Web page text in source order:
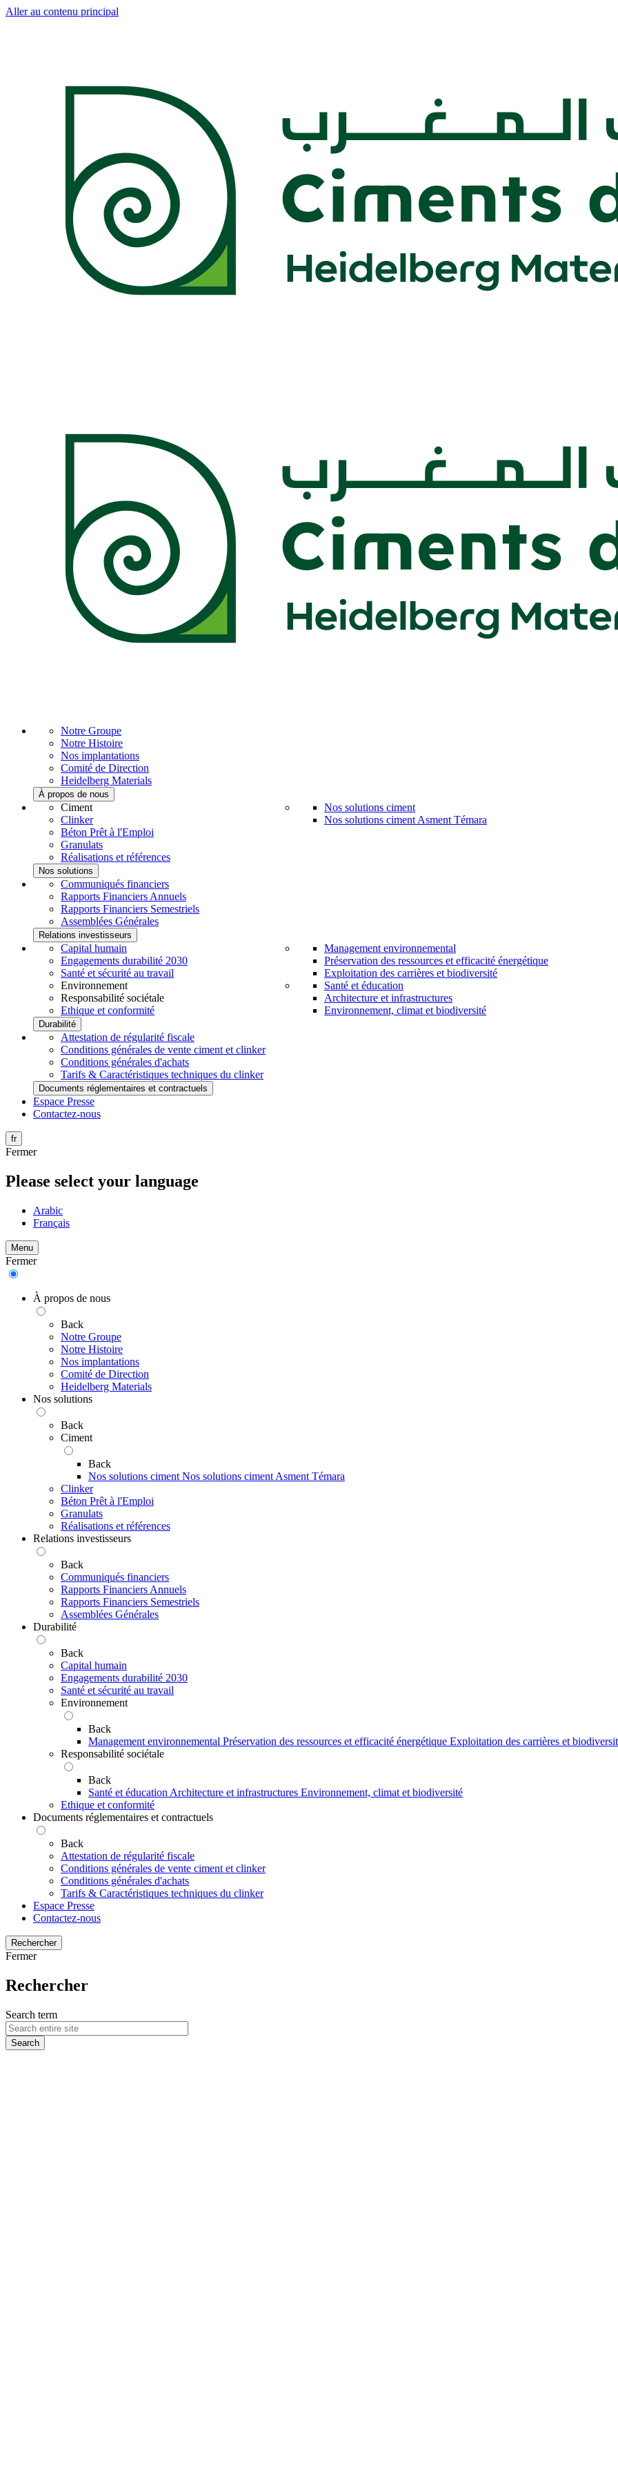
Aller au contenu principal
Notre Groupe
Notre Histoire
Nos implantations
Comité de Direction
Heidelberg Materials
À propos de nous
Ciment
Clinker
Béton Prêt à l'Emploi
Granulats
Réalisations et références
Nos solutions ciment
Nos solutions ciment Asment Témara
Nos solutions
Communiqués financiers
Rapports Financiers Annuels
Rapports Financiers Semestriels
Assemblées Générales
Relations investisseurs
Capital humain
Engagements durabilité 2030
Santé et sécurité au travail
Environnement
Responsabilité sociétale
Ethique et conformité
Management environnemental
Préservation des ressources et efficacité énergétique
Exploitation des carrières et biodiversité
Santé et éducation
Architecture et infrastructures
Environnement, climat et biodiversité
Durabilité
Attestation de régularité fiscale
Conditions générales de vente ciment et clinker
Conditions générales d'achats
Tarifs & Caractéristiques techniques du clinker
Documents réglementaires et contractuels
Espace Presse
Contactez-nous
fr
Fermer
Please select your language
Arabic
Français
Menu
Fermer
À propos de nous
Back
Notre Groupe
Notre Histoire
Nos implantations
Comité de Direction
Heidelberg Materials
Nos solutions
Back
Ciment
Back
Nos solutions ciment Nos solutions ciment Asment Témara
Clinker
Béton Prêt à l'Emploi
Granulats
Réalisations et références
Relations investisseurs
Back
Communiqués financiers
Rapports Financiers Annuels
Rapports Financiers Semestriels
Assemblées Générales
Durabilité
Back
Capital humain
Engagements durabilité 2030
Santé et sécurité au travail
Environnement
Back
Management environnemental Préservation des ressources et efficacité énergétique Exploitation des carrières et
Responsabilité sociétale
Back
Santé et éducation Architecture et infrastructures Environnement, climat et biodiversité
Ethique et conformité
Documents réglementaires et contractuels
Back
Attestation de régularité fiscale
Conditions générales de vente ciment et clinker
Conditions générales d'achats
Tarifs & Caractéristiques techniques du clinker
Espace Presse
Contactez-nous
Rechercher
Fermer
Rechercher
Search term